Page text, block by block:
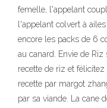
femelle, l'appelant
l'appelant colvert à
encore les packs de 6
au canard. Envie de
recette de riz et
recette par margot
par sa viande. La cane